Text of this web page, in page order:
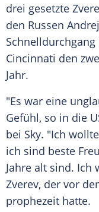
drei gesetzte
den Russen
Schnelldurchgang
Cincinnati den
Jahr.
"Es war eine
Gefühl, so in die
bei Sky. "Ich
ich sind beste
Jahre alt sind. Ich
Zverev, der vor
prophezeit hatte.